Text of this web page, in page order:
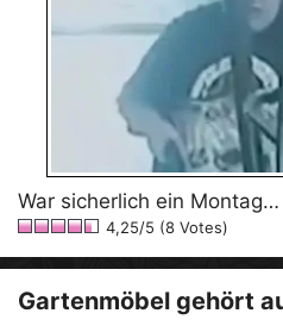
War sicherlich ein Montag…
4,25/5 (8 Votes)
Gartenmöbel gehört